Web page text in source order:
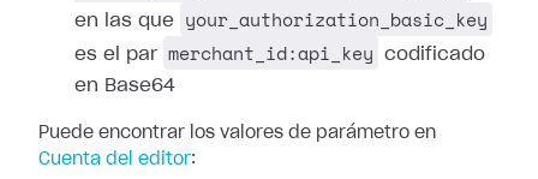
en las que
your_authorization_basic_key
es el par merchant_id:api_key
codificado
en Base64
Puede encontrar los valores de parámetro en
Cuenta del editor: